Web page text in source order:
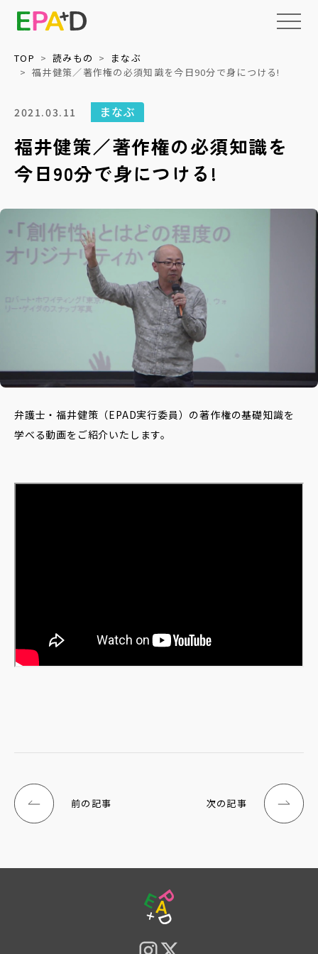
アーカイブ について
情報の整理・データベース化
権利処理サポート
収録技術検証
活用について
上映・イベント
教育・福祉等へのパッケージ提供
ネットワーク化と標準化
読みもの
メディア
NEWS
Contact お問い合わせ
TOP 読みもの
まなぶ
福井健策／著作権の必須知識を今日90分で身につける!
2021.03.11 まなぶ
福井健策／著作権の必須知識を
今日90分で身につける!
弁護士・福井健策（EPAD実行委員）の著作権の基礎知識を
学べる動画をご紹介いたします。